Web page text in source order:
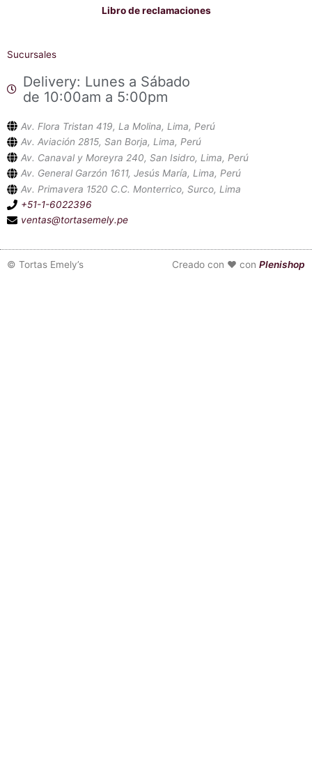
Libro de reclamaciones
Sucursales
Delivery: Lunes a Sábado
de 10:00am a 5:00pm
Av. Flora Tristan 419, La Molina, Lima, Perú
Av. Aviación 2815, San Borja, Lima, Perú
Av. Canaval y Moreyra 240, San Isidro, Lima, Perú
Av. General Garzón 1611, Jesús María, Lima, Perú
Av. Primavera 1520 C.C. Monterrico, Surco, Lima
+51-1-6022396
ventas@tortasemely.pe
© Tortas Emely’s Creado con ❤ con Plenishop